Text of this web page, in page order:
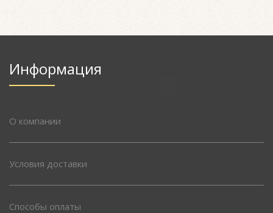
Информация
О компании
Условия доставки
Способы оплаты